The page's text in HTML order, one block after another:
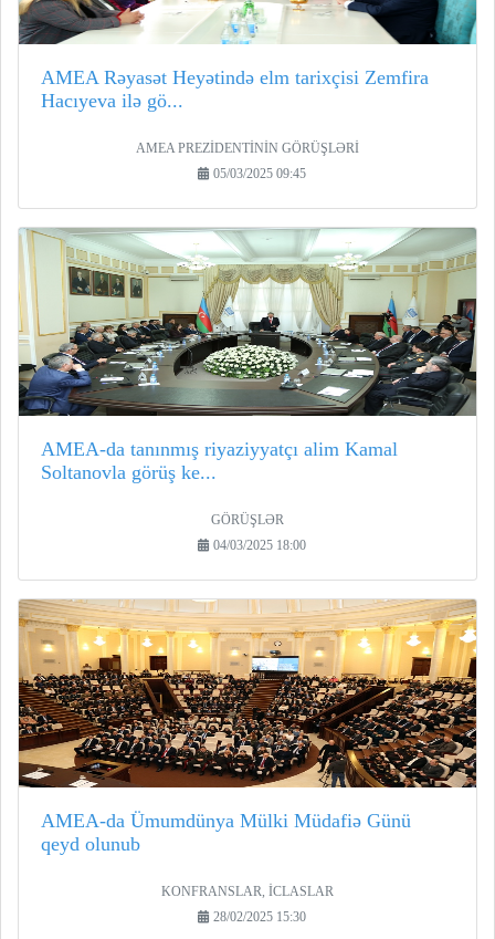
AMEA Rəyasət Heyətində elm tarixçisi Zemfira
Hacıyeva ilə gö...
AMEA PREZİDENTİNİN GÖRÜŞLƏRİ
05/03/2025 09:45
AMEA-da tanınmış riyaziyyatçı alim Kamal
Soltanovla görüş ke...
GÖRÜŞLƏR
04/03/2025 18:00
AMEA-da Ümumdünya Mülki Müdafiə Günü
qeyd olunub
KONFRANSLAR, İCLASLAR
28/02/2025 15:30